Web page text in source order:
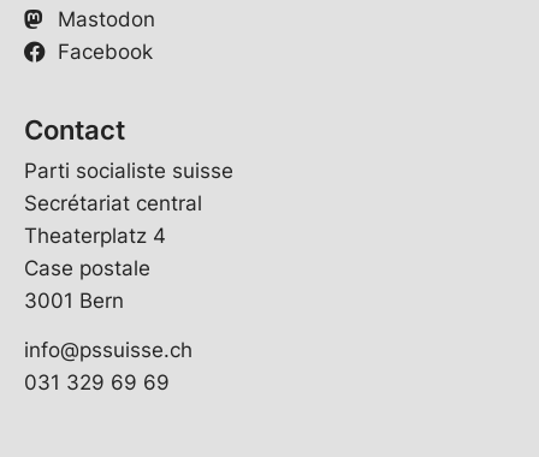
Mastodon
Facebook
Contact
Parti socialiste suisse
Secrétariat central
Theaterplatz 4
Case postale
3001 Bern
info@pssuisse.ch
031 329 69 69